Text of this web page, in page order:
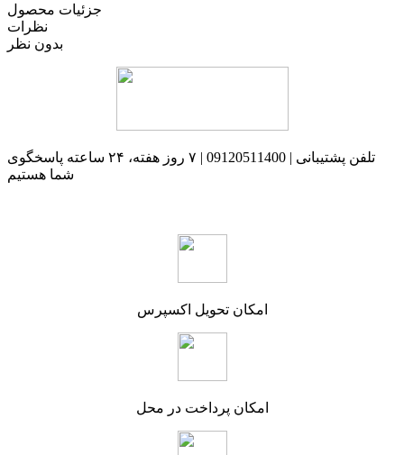
جزئیات محصول
نظرات
بدون نظر
تلفن پشتیبانی | 09120511400 | ۷ روز هفته، ۲۴ ساعته پاسخگوی
شما هستیم
امکان تحویل اکسپرس
امکان پرداخت در محل